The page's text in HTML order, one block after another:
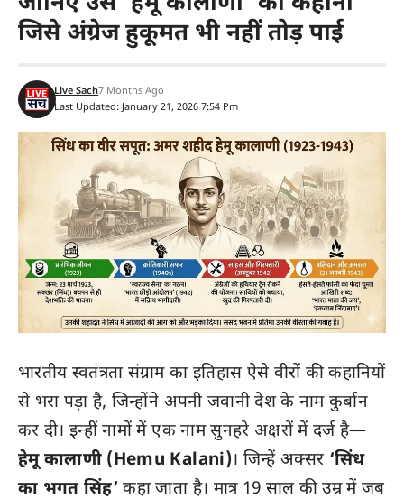
जिसे अंग्रेज हुकूमत भी नहीं तोड़ पाई
Last Updated: January 21, 2026 7:54 Pm
Live Sach7 Months Ago
भारतीय स्वतंत्रता संग्राम का इतिहास ऐसे वीरों की कहानियों
से भरा पड़ा है, जिन्होंने अपनी जवानी देश के नाम कुर्बान
कर दी। इन्हीं नामों में एक नाम सुनहरे अक्षरों में दर्ज है—
हेमू कालाणी (Hemu Kalani)। जिन्हें अक्सर ‘सिंध
का भगत सिंह’ कहा जाता है। मात्र 19 साल की उम्र में जब